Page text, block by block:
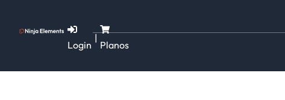
Login
|
Planos